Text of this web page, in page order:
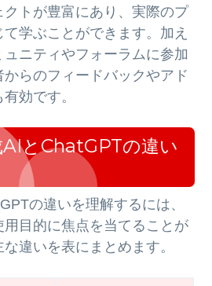
トが豊富にあり、実際のプ
学ぶことができます。加え
ニティやフォーラムに参加
らのフィードバックやアド
効です。
とChatGPTの違い
の違いを理解するには、
目的に焦点を当てることが
違いを表にまとめます。